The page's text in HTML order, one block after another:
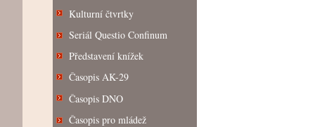
Kulturní čtvrtky
Seriál Questio Confinum
Představení knížek
Časopis AK-29
Časopis DNO
Časopis pro mládež